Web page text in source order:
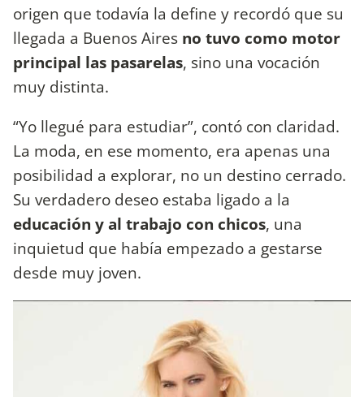
origen que todavía la define y recordó que su
llegada a Buenos Aires no tuvo como motor
principal las pasarelas, sino una vocación
muy distinta.
“Yo llegué para estudiar”, contó con claridad.
La moda, en ese momento, era apenas una
posibilidad a explorar, no un destino cerrado.
Su verdadero deseo estaba ligado a la
educación y al trabajo con chicos, una
inquietud que había empezado a gestarse
desde muy joven.